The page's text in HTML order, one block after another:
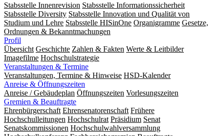
Stabsstelle Innenrevision Stabsstelle In­for­ma­ti­ons­sicher­heit
Stabsstelle Diversity Stabsstelle Innovation und Qualität von
Studium und Lehre Stabsstelle HISinOne Organigramme Gesetze,
Ordnungen & Bekanntmachungen
Profil
Übersicht Geschichte Zahlen & Fakten Werte & Leitbilder
Imagefilme Hochschulstrategie
Veranstaltungen & Termine
Veranstaltungen, Termine & Hinweise HSD-Kalender
Anreise & Öffnungszeiten
Anreise / Gebäudeplan Öffnungszeiten Vorlesungszeiten
Gremien & Beauftragte
Ehrenbürgerschaft Ehrensenatorenschaft Frühere
Hochschulleitungen Hochschulrat Präsidium Senat
Senatskommissionen Hochschulwahlversammlung